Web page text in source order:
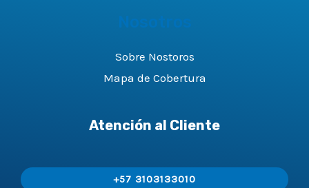
Nosotros
Sobre Nostoros
Mapa de Cobertura
Atención al Cliente
+57 3103133010